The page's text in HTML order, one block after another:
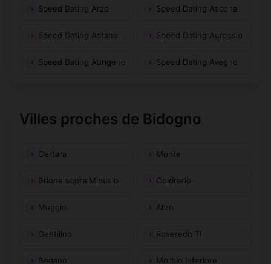
Speed Dating Arzo Speed Dating Ascona
Speed Dating Astano Speed Dating Auressio
Speed Dating Aurigeno Speed Dating Avegno
Villes proches de Bidogno
Certara Monte
Brione sopra Minusio Coldrerio
Muggio Arzo
Gentilino Roveredo TI
Bedano Morbio Inferiore